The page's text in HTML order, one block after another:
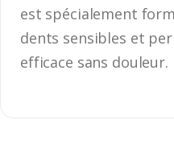
est spécialement
dents sensibles et
efficace sans douleur.